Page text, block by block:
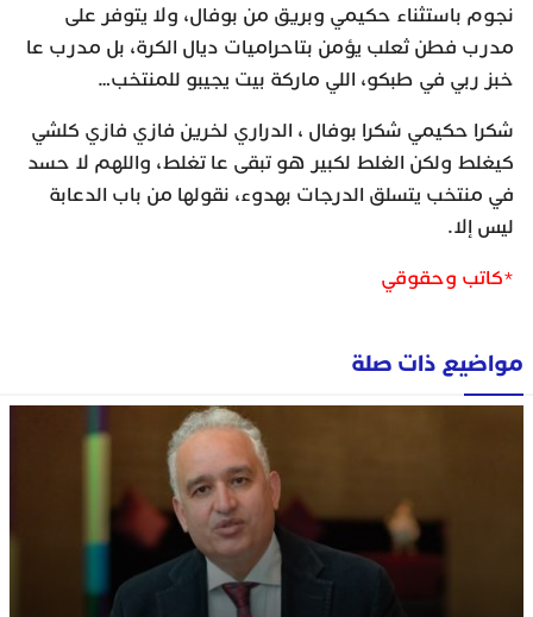
نجوم باستثناء حكيمي وبريق من بوفال، ولا يتوفر على
مدرب فطن ثعلب يؤمن بتاحراميات ديال الكرة، بل مدرب عا
خبز ربي في طبكو، اللي ماركة بيت يجيبو للمنتخب…
شكرا حكيمي شكرا بوفال ، الدراري لخرين فازي فازي كلشي
كيغلط ولكن الغلط لكبير هو تبقى عا تغلط، واللهم لا حسد
في منتخب يتسلق الدرجات بهدوء، نقولها من باب الدعابة
ليس إلا.
*كاتب وحقوقي
مواضيع ذات صلة